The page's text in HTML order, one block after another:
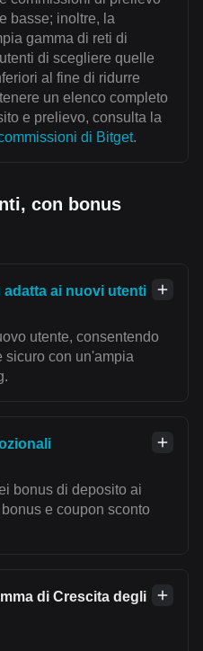
basse; inoltre, la
gamma di reti di
di scegliere quelle
al fine di ridurre
un elenco completo
e prelievo, consulta la
di Bitget.
con bonus
ai nuovi utenti
utente, consentendo
sicuro con un'ampia
bonus di deposito ai
e coupon sconto
di Crescita degli